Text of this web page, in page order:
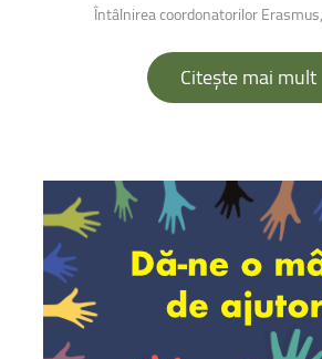
Întâlnirea coordonatorilor
Citește mai mult